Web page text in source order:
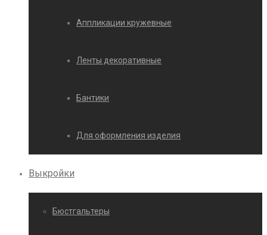
Аппликации кружевные
Ленты декоративные
Бантики
Для оформления изделия
Выкройки
Бюстгальтеры